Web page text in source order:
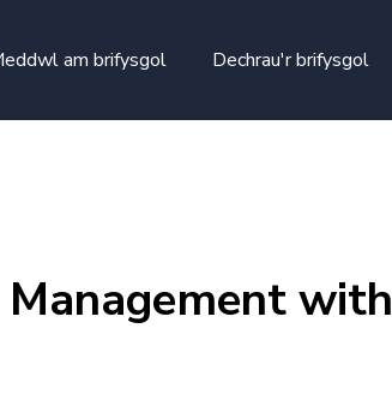
am brifysgol
Dechrau'r brifysgol
Management with